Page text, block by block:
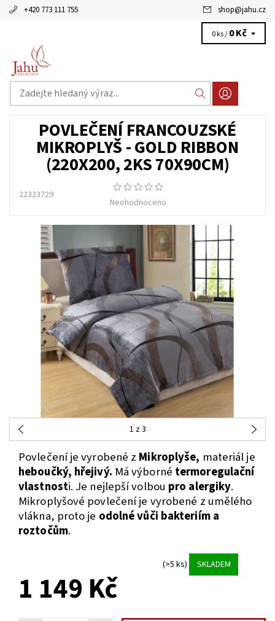
+420 773 111 755 shop@jahu.cz
0 ks / 0 Kč
POVLEČENÍ FRANCOUZSKÉ
MIKROPLYŠ - GOLD RIBBON
(220X200, 2KS 70X90CM)
22323729
Neohodnoceno
1 z 3
Povlečení je vyrobené z Mikroplyše, materiál je
heboučký, hřejivý. Má výborné termoregulační
vlastnosti. Je nejlepší volbou pro alergiky.
Mikroplyšové povlečení je vyrobené z umělého
vlákna, proto je odolné vůči bakteriím a
roztočům.
(>5 ks) SKLADEM
1 149 Kč